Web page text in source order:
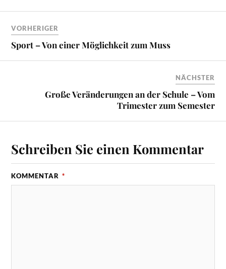
VORHERIGER
Sport – Von einer Möglichkeit zum Muss
NÄCHSTER
Große Veränderungen an der Schule – Vom
Trimester zum Semester
Schreiben Sie einen Kommentar
KOMMENTAR *